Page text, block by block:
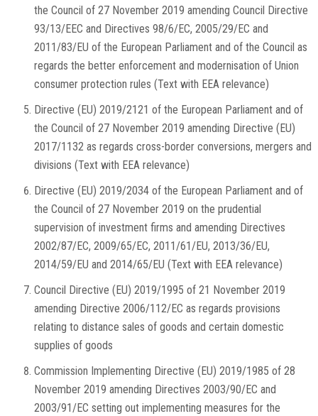
the Council of 27 November 2019 amending Council Directive
93/13/EEC and Directives 98/6/EC, 2005/29/EC and
2011/83/EU of the European Parliament and of the Council as
regards the better enforcement and modernisation of Union
consumer protection rules (Text with EEA relevance)
Directive (EU) 2019/2121 of the European Parliament and of
the Council of 27 November 2019 amending Directive (EU)
2017/1132 as regards cross-border conversions, mergers and
divisions (Text with EEA relevance)
Directive (EU) 2019/2034 of the European Parliament and of
the Council of 27 November 2019 on the prudential
supervision of investment firms and amending Directives
2002/87/EC, 2009/65/EC, 2011/61/EU, 2013/36/EU,
2014/59/EU and 2014/65/EU (Text with EEA relevance)
Council Directive (EU) 2019/1995 of 21 November 2019
amending Directive 2006/112/EC as regards provisions
relating to distance sales of goods and certain domestic
supplies of goods
Commission Implementing Directive (EU) 2019/1985 of 28
November 2019 amending Directives 2003/90/EC and
2003/91/EC setting out implementing measures for the